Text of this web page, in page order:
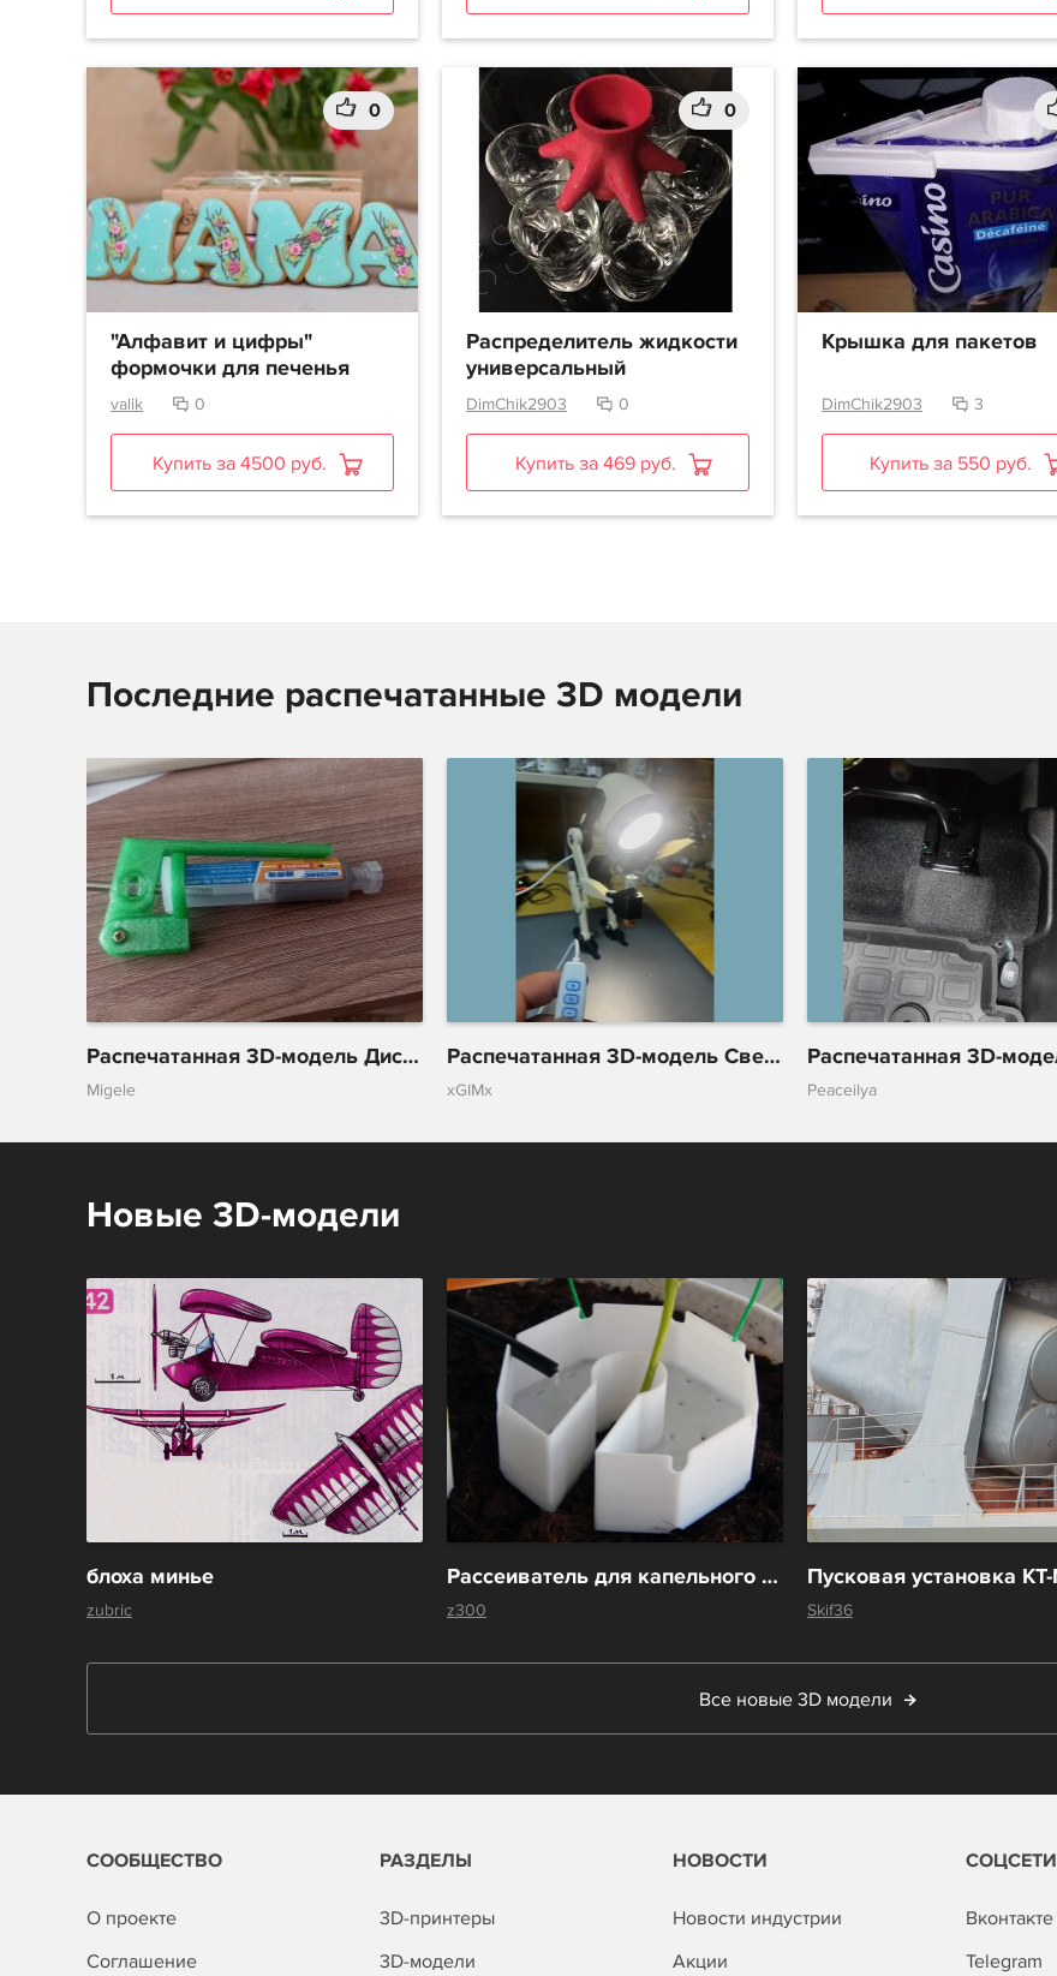
0
"Алфавит и цифры"
формочки для печенья
valik 0
Купить за 4500 руб.
0
Распределитель жидкости
универсальный
DimChik2903 0
Купить за 469 руб.
Крышка для пакетов
DimChik2903 3
Купить за 550 руб.
Последние распечатанные 3D модели
Распечатанная 3D-модель Диспенсер для флюса/паяльной пасты
Migele
Распечатанная 3D-модель Светильник - человечек
xGIMx Peaceilya
Новые 3D-модели
блоха минье
zubric
Рассеиватель для капельного полива.
z300 Skif36
Все новые 3D модели
СООБЩЕСТВО
О проекте
Соглашение
РАЗДЕЛЫ
3D-принтеры
3D-модели
НОВОСТИ
Новости индустрии
Акции
СОЦСЕТИ
Вконтакте
Telegram